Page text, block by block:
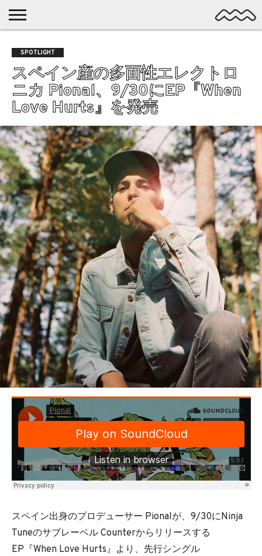
MUSIC
LATEST
POSTS
SPOTLIGHT
NYP
/ DL
DISCOVERY
ROCK
POP
ALTERNATIVE
ELECTRONIC
SSW
PSYCH
DREAMPOP
POSTPUNK
LO-
FI
GARAGE
EXPERIMENTAL
SYNTHPOP
PUNK
SHOEGAZE
SOUL
BEDROOM
R&B
SPOTLIGHT
スペイン産の多面性エレクトロ
ニカ Pional、9/30にEP『When
Love Hurts』を発売
スペイン出身のプロデューサー Pionalが、9/30にNinja
Tuneのサブレーベル Counterからリリースする
EP『When Love Hurts』より、先行シングル